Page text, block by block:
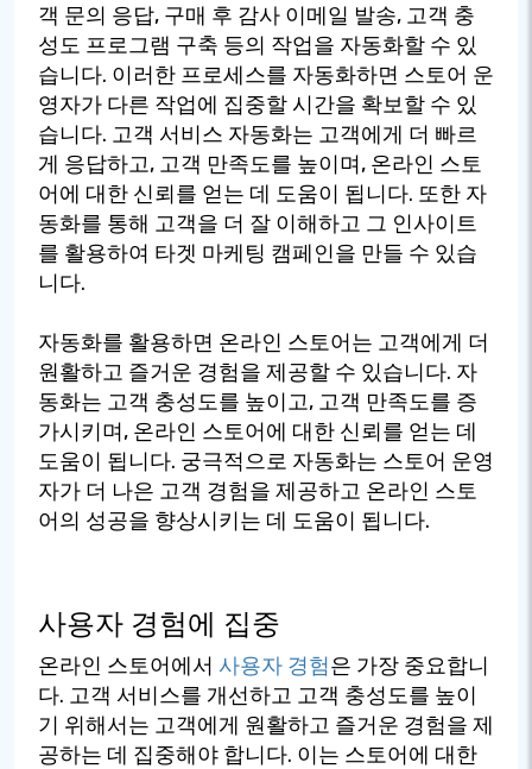
객 문의 응답, 구매 후 감사 이메일 발송, 고객 충
성도 프로그램 구축 등의 작업을 자동화할 수 있
습니다. 이러한 프로세스를 자동화하면 스토어 운
영자가 다른 작업에 집중할 시간을 확보할 수 있
습니다. 고객 서비스 자동화는 고객에게 더 빠르
게 응답하고, 고객 만족도를 높이며, 온라인 스토
어에 대한 신뢰를 얻는 데 도움이 됩니다. 또한 자
동화를 통해 고객을 더 잘 이해하고 그 인사이트
를 활용하여 타겟 마케팅 캠페인을 만들 수 있습
니다.
자동화를 활용하면 온라인 스토어는 고객에게 더
원활하고 즐거운 경험을 제공할 수 있습니다. 자
동화는 고객 충성도를 높이고, 고객 만족도를 증
가시키며, 온라인 스토어에 대한 신뢰를 얻는 데
도움이 됩니다. 궁극적으로 자동화는 스토어 운영
자가 더 나은 고객 경험을 제공하고 온라인 스토
어의 성공을 향상시키는 데 도움이 됩니다.
사용자 경험에 집중
온라인 스토어에서 사용자 경험은 가장 중요합니
다. 고객 서비스를 개선하고 고객 충성도를 높이
기 위해서는 고객에게 원활하고 즐거운 경험을 제
공하는 데 집중해야 합니다. 이는 스토어에 대한